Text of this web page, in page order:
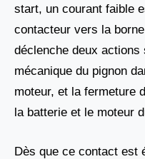
start, un courant faible
contacteur vers la
déclenche deux actions
mécanique du pignon
moteur, et la fermeture
la batterie et le moteur
Dès que ce contact est